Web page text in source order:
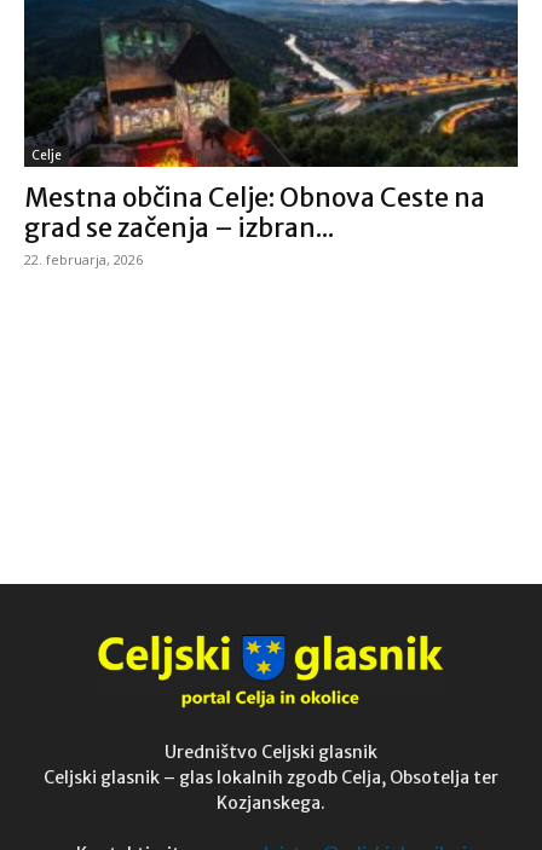
Celje
Mestna občina Celje: Obnova Ceste na
grad se začenja – izbran...
22. februarja, 2026
Uredništvo Celjski glasnik
Celjski glasnik – glas lokalnih zgodb Celja, Obsotelja ter
Kozjanskega.